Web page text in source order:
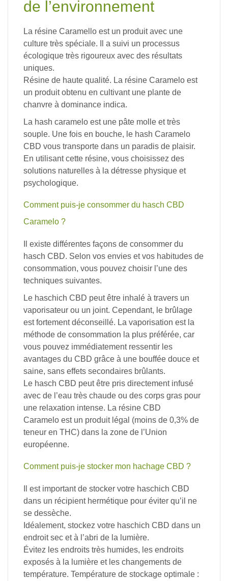
de l’environnement
La résine Caramello est un produit avec une
culture très spéciale. a suivi un processus
écologique très rigoureux avec des résultats
uniques.
Résine de haute qualité. La résine Caramelo est
un produit obtenu en cultivant une plante de
chanvre à dominance indica.
La hash caramelo est une pâte molle et très
souple. Une fois en bouche, le hash Caramelo
CBD vous transporte dans un paradis de plaisir.
En utilisant cette résine, vous choisissez des
solutions naturelles à la détresse physique et
psychologique.
Comment puis-je consommer du hasch CBD
Caramelo ?
existe différentes façons de consommer du
hasch CBD. Selon vos envies et vos habitudes de
consommation, vous pouvez choisir l’une des
techniques suivantes.
Le haschich CBD peut être inhalé à travers un
vaporisateur ou un joint. Cependant, le brûlage
est fortement déconseillé. La vaporisation est la
méthode de consommation la plus préférée, car
vous pouvez immédiatement ressentir les
avantages du CBD grâce à une bouffée douce et
saine, sans effets secondaires brûlants.
Le hasch CBD peut être pris directement infusé
avec de l’eau très chaude ou des corps gras pour
une relaxation intense. La résine CBD
Caramelo est un produit légal (moins de 0,3% de
teneur en THC) dans la zone de l’Union
européenne.
Comment puis-je stocker mon hachage CBD ?
est important de stocker votre haschich CBD
dans un récipient hermétique pour éviter qu’il ne
se dessèche.
Idéalement, stockez votre haschich CBD dans un
endroit sec et à l’abri de la lumière.
Évitez les endroits très humides, les endroits
exposés à la lumière et les changements de
température. Température de stockage optimale :